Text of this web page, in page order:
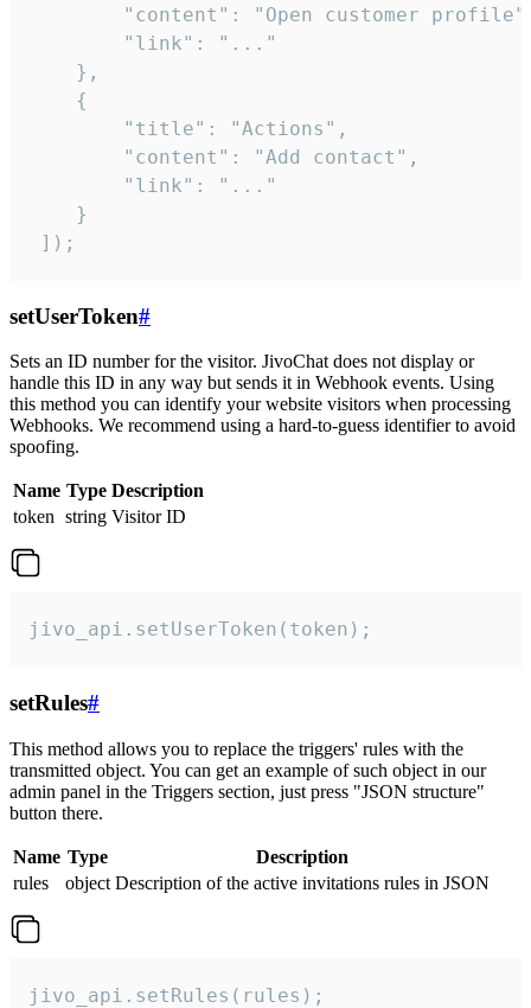
"content": "Open customer
        "link": "..."
    },
    {
        "title": "Actions",
        "content": "Add contact",
        "link": "..."
    }
]);
setUserToken#
Sets an ID number for the visitor. JivoChat does not display or
handle this ID in any way but sends it in Webhook events. Using
this method you can identify your website visitors when processing
Webhooks. We recommend using a hard-to-guess identifier to avoid
spoofing.
Name Type Description
token string Visitor ID
jivo_api.setUserToken(token);
setRules#
This method allows you to replace the triggers' rules with the
transmitted object. You can get an example of such object in our
admin panel in the Triggers section, just press "JSON structure"
button there.
Name Type
Description
rules
object Description of the active invitations rules in JSON
jivo_api.setRules(rules);